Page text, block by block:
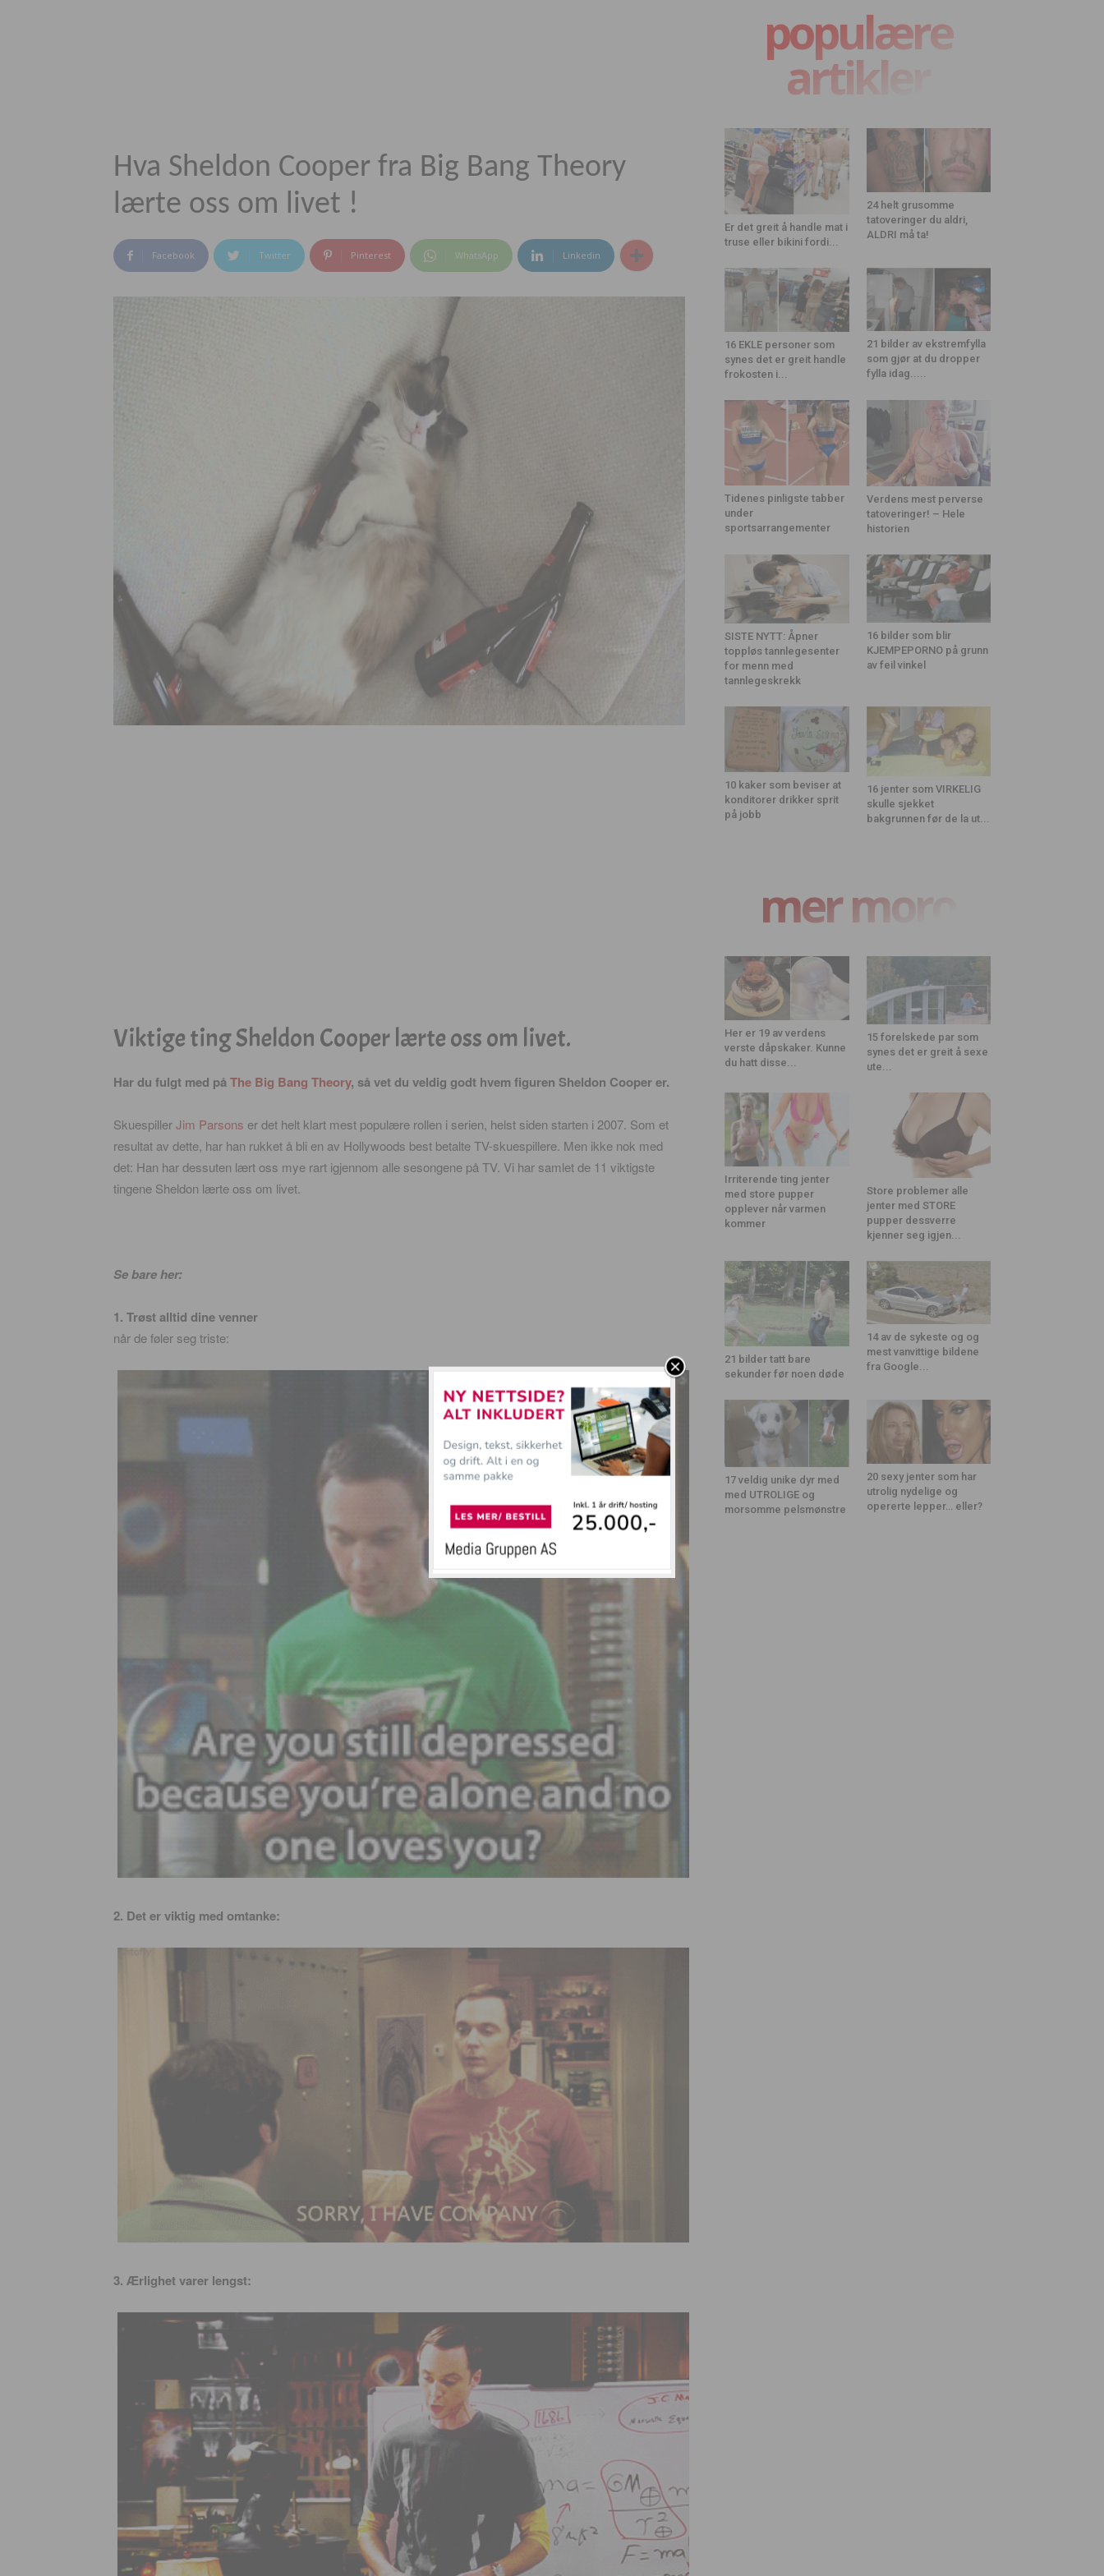
Hva Sheldon Cooper fra Big Bang Theory
lærte oss om livet !
Facebook Twitter Pinterest WhatsApp Linkedin
Viktige ting Sheldon Cooper lærte oss om livet.
Har du fulgt med påThe Big Bang Theory, så vet du veldig godt hvem figuren Sheldon Cooper er.
SkuespillerJim Parsons er det helt klart mest populære rollen i serien, helst siden starten i 2007. Som et
resultat av dette, har han rukket å bli en av Hollywoods best betalte TV-skuespillere. Men ikke nok med
det: Han har dessuten lært oss mye rart igjennom alle sesongene på TV. Vi har samlet de 11 viktigste
tingene Sheldon lærte oss om livet.
Se bare her:
1. Trøst alltid dine venner
når de føler seg triste:
2. Det er viktig med omtanke:
3. Ærlighet varer lengst:
populære
artikler
Er det greit å handle mat i
truse eller bikini fordi...
24 helt grusomme
tatoveringer du aldri,
ALDRI må ta!
16 EKLE personer som
synes det er greit handle
frokosten i...
21 bilder av ekstremfylla
som gjør at du dropper
fylla idag.....
Tidenes pinligste tabber
under
sportsarrangementer
Verdens mest perverse
tatoveringer! – Hele
historien
SISTE NYTT: Åpner
toppløs tannlegesenter
for menn med
tannlegeskrekk
16 bilder som blir
KJEMPEPORNO på grunn
av feil vinkel
10 kaker som beviser at
konditorer drikker sprit
på jobb
16 jenter som VIRKELIG
skulle sjekket
bakgrunnen før de la ut...
mer moro
Her er 19 av verdens
verste dåpskaker. Kunne
du hatt disse...
15 forelskede par som
synes det er greit å sexe
ute...
Irriterende ting jenter
med store pupper
opplever når varmen
kommer
Store problemer alle
jenter med STORE
pupper dessverre
kjenner seg igjen...
21 bilder tatt bare
sekunder før noen døde
14 av de sykeste og og
mest vanvittige bildene
fra Google...
17 veldig unike dyr med
med UTROLIGE og
morsomme pelsmønstre
20 sexy jenter som har
utrolig nydelige og
opererte lepper… eller?